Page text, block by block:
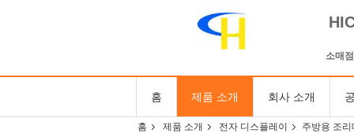
소매
홈 제품 소개 회사 소개
홈 제품 소개 전자 디스플레이 주방용 조